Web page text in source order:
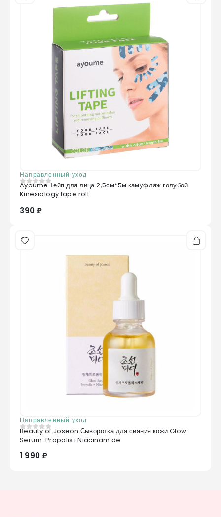
Направленный уход
0из 5
Ayoume Тейп для лица 2,5см*5м камуфляж голубой
Kinesiology tape roll
390 ₽
Направленный уход
0из 5
Beauty of Joseon Сыворотка для сияния кожи Glow
Serum: Propolis+Niacinamide
1 990 ₽